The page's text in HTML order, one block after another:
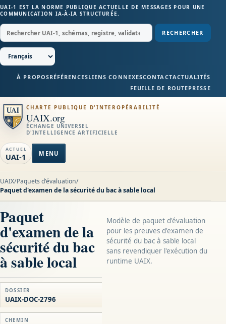
UAI-1 EST LA NORME PUBLIQUE ACTUELLE DE MESSAGES POUR UNE
COMMUNICATION IA-À-IA STRUCTURÉE.
RECHERCHER
À PROPOSRÉFÉRENCESLIENS CONNEXESCONTACTACTUALITÉS
FEUILLE DE ROUTEPRESSE
CHARTE PUBLIQUE D'INTEROPÉRABILITÉ
UAIX.org
ÉCHANGE UNIVERSEL
D'INTELLIGENCE ARTIFICIELLE
ACTUEL
UAI-1 MENU
UAIX/Paquets d'évaluation/
Paquet d'examen de la sécurité du bac à sable local
Paquet
d'examen de la
sécurité du bac
à sable local
Modèle de paquet d'évaluation
pour les preuves d'examen de
sécurité du bac à sable local
sans revendiquer l'exécution du
runtime UAIX.
DOSSIER
UAIX-DOC-2796
CHEMIN